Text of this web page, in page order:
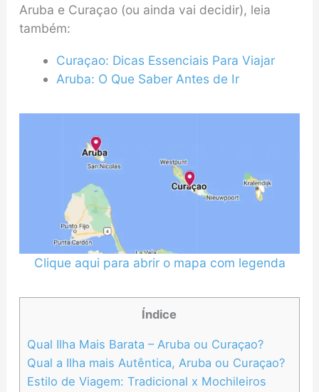
Aruba e Curaçao (ou ainda vai decidir), leia
também:
Curaçao: Dicas Essenciais Para Viajar
Aruba: O Que Saber Antes de Ir
Clique aqui para abrir o mapa com legenda
Índice
Qual Ilha Mais Barata – Aruba ou Curaçao?
Qual a Ilha mais Autêntica, Aruba ou Curaçao?
Estilo de Viagem: Tradicional x Mochileiros